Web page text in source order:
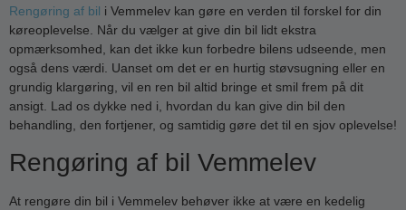
Rengøring af bil i Vemmelev kan gøre en verden til forskel for din
køreoplevelse. Når du vælger at give din bil lidt ekstra
opmærksomhed, kan det ikke kun forbedre bilens udseende, men
også dens værdi. Uanset om det er en hurtig støvsugning eller en
grundig klargøring, vil en ren bil altid bringe et smil frem på dit
ansigt. Lad os dykke ned i, hvordan du kan give din bil den
behandling, den fortjener, og samtidig gøre det til en sjov oplevelse!
Rengøring af bil Vemmelev
At rengøre din bil i Vemmelev behøver ikke at være en kedelig